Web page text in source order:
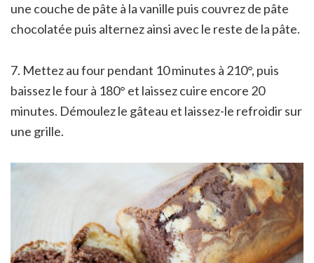
une couche de pâte à la vanille puis couvrez de pâte
chocolatée puis alternez ainsi avec le reste de la pâte.
7. Mettez au four pendant 10 minutes à 210°, puis
baissez le four à 180° et laissez cuire encore 20
minutes. Démoulez le gâteau et laissez-le refroidir sur
une grille.